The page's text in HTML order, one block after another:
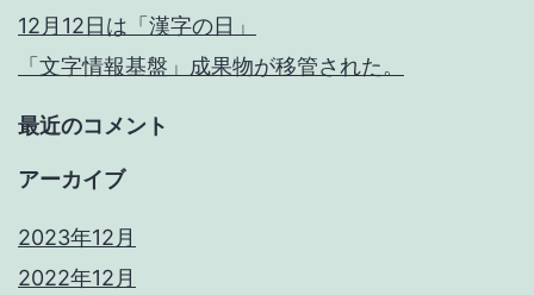
12月12日は「漢字の日」
「文字情報基盤」成果物が移管された。
最近のコメント
アーカイブ
2023年12月
2022年12月